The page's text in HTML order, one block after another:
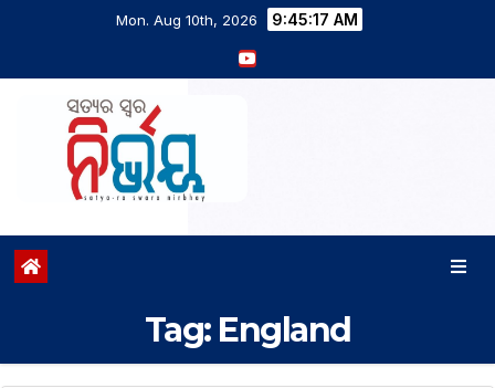
Mon. Aug 10th, 2026 9:45:18 AM
Tag: England